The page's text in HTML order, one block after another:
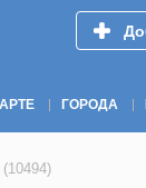
ГОРОДА